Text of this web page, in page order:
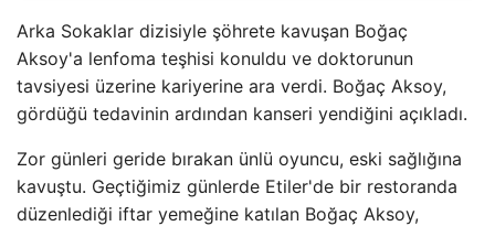
Arka Sokaklar dizisiyle şöhrete kavuşan Boğaç
Aksoy'a lenfoma teşhisi konuldu ve doktorunun
tavsiyesi üzerine kariyerine ara verdi. Boğaç Aksoy,
gördüğü tedavinin ardından kanseri yendiğini açıkladı.
Zor günleri geride bırakan ünlü oyuncu, eski sağlığına
kavuştu. Geçtiğimiz günlerde Etiler'de bir restoranda
düzenlediği iftar yemeğine katılan Boğaç Aksoy,